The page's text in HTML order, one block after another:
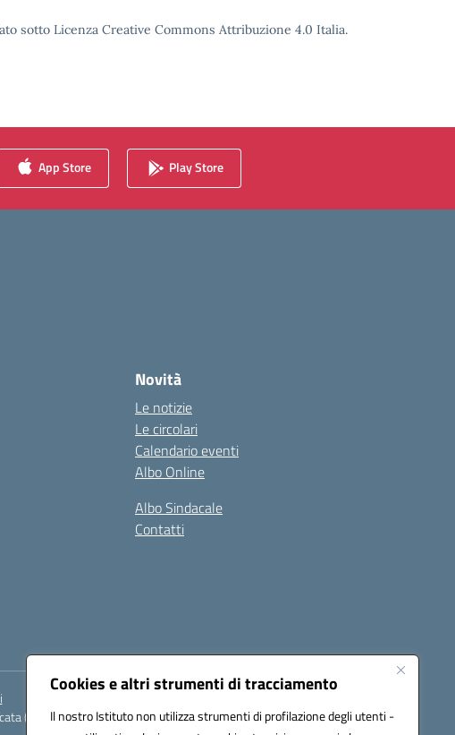
Cookies e altri strumenti di tracciamento
Il nostro Istituto non utilizza strumenti di profilazione degli utenti -
sotto Licenza Creative Commons Attribuzione 4.0 Italia.
App Store Play Store
Novità
Le notizie
Le circolari
Calendario eventi
Albo Online
Albo Sindacale
Contatti
(PEC):ctic8bl002@pec.istruzione.it